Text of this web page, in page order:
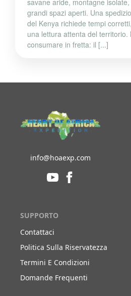
grandi spazi aperti. Una
del Kenya richiede tempi
una lettura attenta del territorio.
consumare in fretta: il [...]
info@hoaexp.com
SUPPORTO
Contattaci
Politica Sulla Riservatezza
Termini E Condizioni
Domande Frequenti